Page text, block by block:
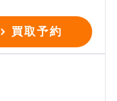
買取予約